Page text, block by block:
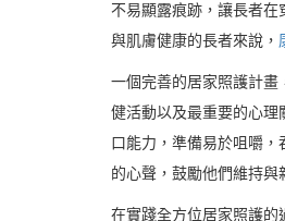
不易顯露痕跡，讓長者
與肌膚健康的長者來說，
一個完善的居家照護計
健活動以及最重要的心
口能力，準備易於咀嚼
的心聲，鼓勵他們維持
在實踐全方位居家照護的